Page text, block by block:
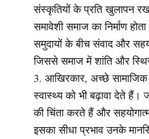
संस्कृतियों के प्रति खुलापन
समावेशी समाज का निर्माण
समुदायों के बीच संवाद और
जिससे समाज में शांति और
आखिरकार, अच्छे सामाजिक
स्वास्थ्य को भी बढ़ावा देते
की चिंता करते हैं और
इसका सीधा प्रभाव उनके